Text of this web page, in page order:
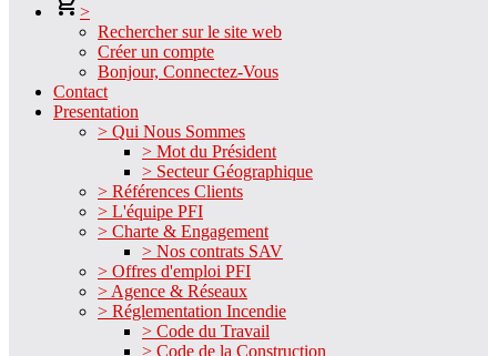
>
Rechercher sur le site web
Créer un compte
Bonjour, Connectez-Vous
Contact
Presentation
> Qui Nous Sommes
> Mot du Président
> Secteur Géographique
> Références Clients
> L'équipe PFI
> Charte & Engagement
> Nos contrats SAV
> Offres d'emploi PFI
> Agence & Réseaux
> Réglementation Incendie
> Code du Travail
> Code de la Construction